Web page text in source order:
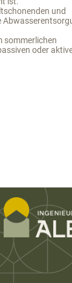
und
sommerlichen
oder